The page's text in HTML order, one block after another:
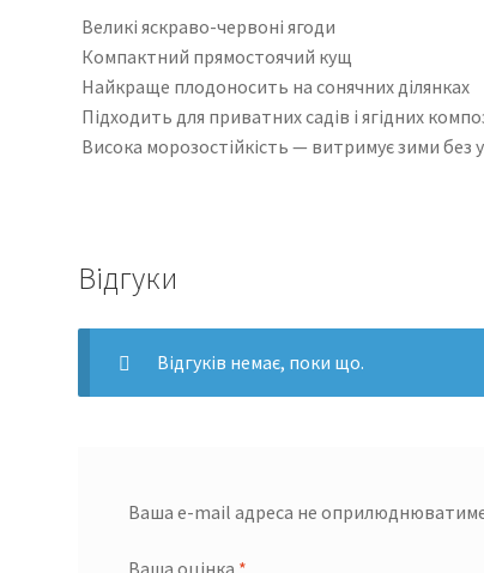
Великі яскраво-червоні ягоди
Компактний прямостоячий кущ
Найкраще плодоносить на сонячних ділянках
Підходить для приватних садів і ягідних
Висока морозостійкість — витримує зими без
Відгуки
Відгуків немає, поки що.
Ваша e-mail адреса не